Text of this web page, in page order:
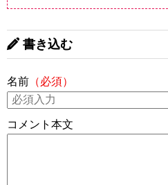
書き込む
名前 （必須）
コメント本文